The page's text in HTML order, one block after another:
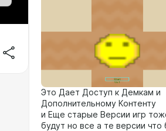
Это Дает Доступ к Демкам и
Дополнительному Контенту
и Еще старые Версии игр
будут но все а те версии что